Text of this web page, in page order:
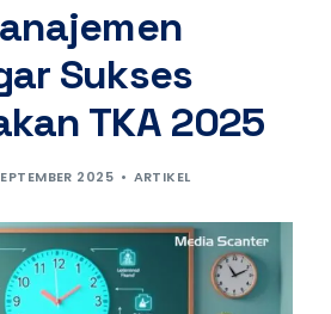
Sukses
TKA 2025
2025 ARTIKEL